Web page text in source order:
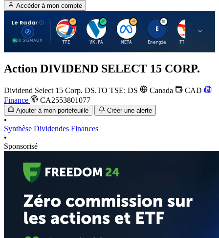
Accéder à mon compte
Le Radar
20 SIGNAUX
T
TTE
V
VK.PA
M
META
E
Energie
T
TTE.PA
Action DIVIDEND SELECT 15 CORP.
Dividend Select 15 Corp. DS.TO TSE: DS Canada
CAD
Finance
CA2553801077
Ajouter à mon portefeuille Créer une alerte
•
Synthèse Dividendes Finances
•
Sponsorisé